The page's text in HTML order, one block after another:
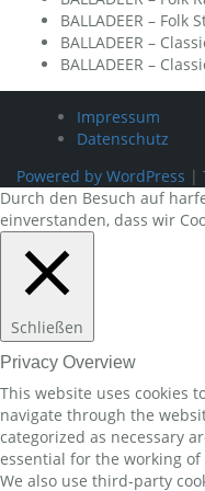
BALLADEER – Folk
BALLADEER –
BALLADEER –
Impressum
Datenschutz
Powered by WordPress |
Durch den Besuch auf
einverstanden, dass wir
Schließen
Privacy Overview
This website uses cookies
navigate through the
categorized as necessary
essential for the working
We also use third-party